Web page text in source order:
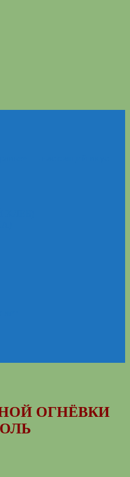
ОГНЁВКИ